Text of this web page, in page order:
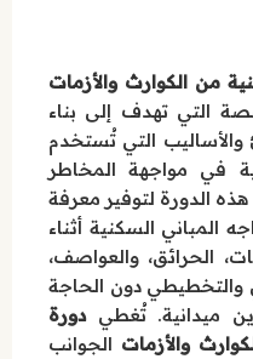
من الكوارث والأزمات
التي تهدف إلى بناء
التي تُستخدم
في مواجهة المخاطر
الدورة لتوفير معرفة
المباني السكنية أثناء
الحرائق، والعواصف،
والتخطيطي دون الحاجة
ميدانية. تُغطيدورة
والأزمات الجوانب